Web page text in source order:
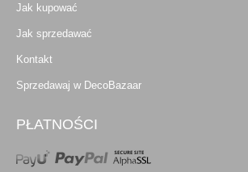
Jak kupować
Jak sprzedawać
Kontakt
Sprzedawaj w DecoBazaar
PŁATNOŚCI